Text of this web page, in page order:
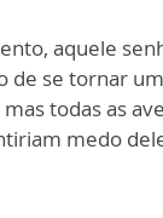
aquele
de se tornar
todas as
medo